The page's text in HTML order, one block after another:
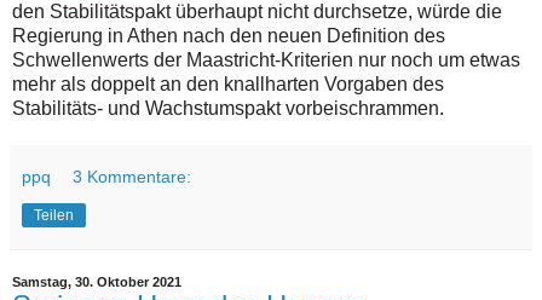
den Stabilitätspakt überhaupt nicht durchsetze, würde die
Regierung in Athen nach den neuen Definition des
Schwellenwerts der Maastricht-Kriterien nur noch um etwas
mehr als doppelt an den knallharten Vorgaben des
Stabilitäts- und Wachstumspakt vorbeischrammen.
ppq 3 Kommentare:
Teilen
Samstag, 30. Oktober 2021